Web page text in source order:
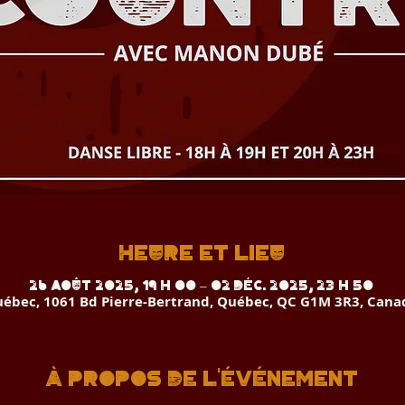
Heure et lieu
26 août 2025, 19 h 00 – 02 déc. 2025, 23 h 50
1061 Bd Pierre-Bertrand, Québec, QC G1M 3R3,
À propos de l'événement